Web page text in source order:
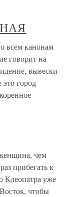
канонам
говорит на
вывески
город
чем
прибегать к
Клеопатра уже
чтобы